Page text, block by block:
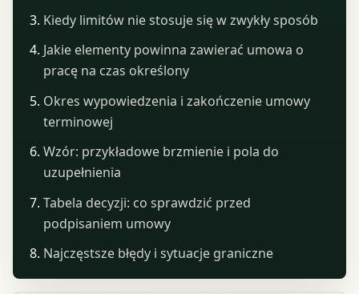
Kiedy limitów nie stosuje się w zwykły sposób
Jakie elementy powinna zawierać umowa o
pracę na czas określony
Okres wypowiedzenia i zakończenie umowy
terminowej
Wzór: przykładowe brzmienie i pola do
uzupełnienia
Tabela decyzji: co sprawdzić przed
podpisaniem umowy
Najczęstsze błędy i sytuacje graniczne